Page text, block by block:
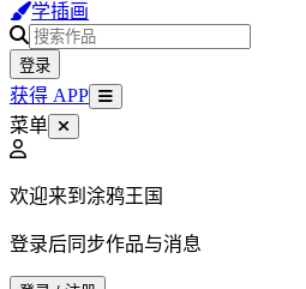
学插画
登录
获得 APP
菜单
欢迎来到涂鸦王国
登录后同步作品与消息